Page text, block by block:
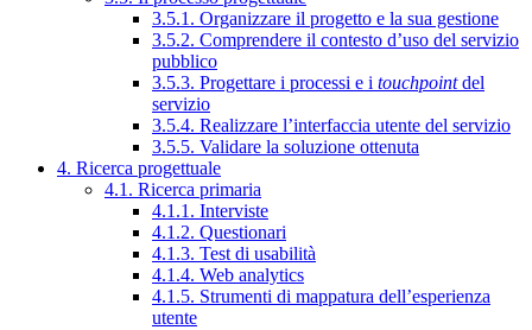
3.5.1. Organizzare il progetto e la sua gestione
3.5.2. Comprendere il contesto d’uso del servizio
pubblico
3.5.3. Progettare i processi e i touchpointdel
servizio
3.5.4. Realizzare l’interfaccia utente del servizio
3.5.5. Validare la soluzione ottenuta
4. Ricerca progettuale
4.1. Ricerca primaria
4.1.1. Interviste
4.1.2. Questionari
4.1.3. Test di usabilità
4.1.4. Web analytics
4.1.5. Strumenti di mappatura dell’esperienza
utente